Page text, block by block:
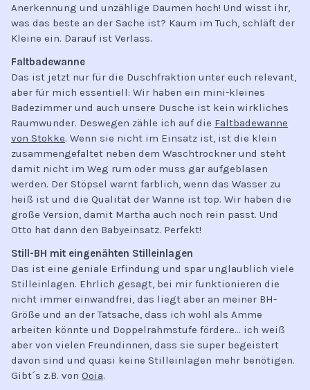
Anerkennung und unzählige Daumen hoch! Und wisst ihr,
was das beste an der Sache ist? Kaum im Tuch, schläft der
Kleine ein. Darauf ist Verlass.
Faltbadewanne
Das ist jetzt nur für die Duschfraktion unter euch relevant,
aber für mich essentiell: Wir haben ein mini-kleines
Badezimmer und auch unsere Dusche ist kein wirkliches
Raumwunder. Deswegen zähle ich auf die Faltbadewanne
von Stokke. Wenn sie nicht im Einsatz ist, ist die klein
zusammengefaltet neben dem Waschtrockner und steht
damit nicht im Weg rum oder muss gar aufgeblasen
werden. Der Stöpsel warnt farblich, wenn das Wasser zu
heiß ist und die Qualität der Wanne ist top. Wir haben die
große Version, damit Martha auch noch rein passt. Und
Otto hat dann den Babyeinsatz. Perfekt!
Still-BH mit eingenähten Stilleinlagen
Das ist eine geniale Erfindung und spar unglaublich viele
Stilleinlagen. Ehrlich gesagt, bei mir funktionieren die
nicht immer einwandfrei, das liegt aber an meiner BH-
Größe und an der Tatsache, dass ich wohl als Amme
arbeiten könnte und Doppelrahmstufe fördere… ich weiß
aber von vielen Freundinnen, dass sie super begeistert
davon sind und quasi keine Stilleinlagen mehr benötigen.
Gibt´s z.B. von Ooia.